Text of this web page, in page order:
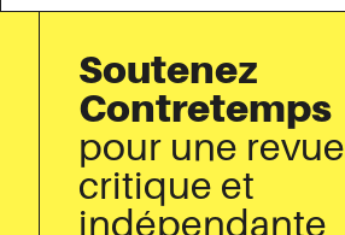
Soutenez
Contretemps
pour une revue
critique et
indépendante